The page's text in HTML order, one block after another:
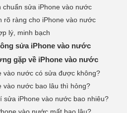
chuẩn sửa iPhone vào nước
rõ ràng cho iPhone vào nước
lý, minh bạch
sửa iPhone vào nước
gặp về iPhone vào nước
vào nước có sửa được không?
vào nước bao lâu thì hỏng?
sửa iPhone vào nước bao nhiêu?
vào nước mất bao lâu?